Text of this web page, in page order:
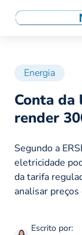
Energia
Conta da
render
Escrito por:
Segundo a
eletricidade
da tarifa
analisar